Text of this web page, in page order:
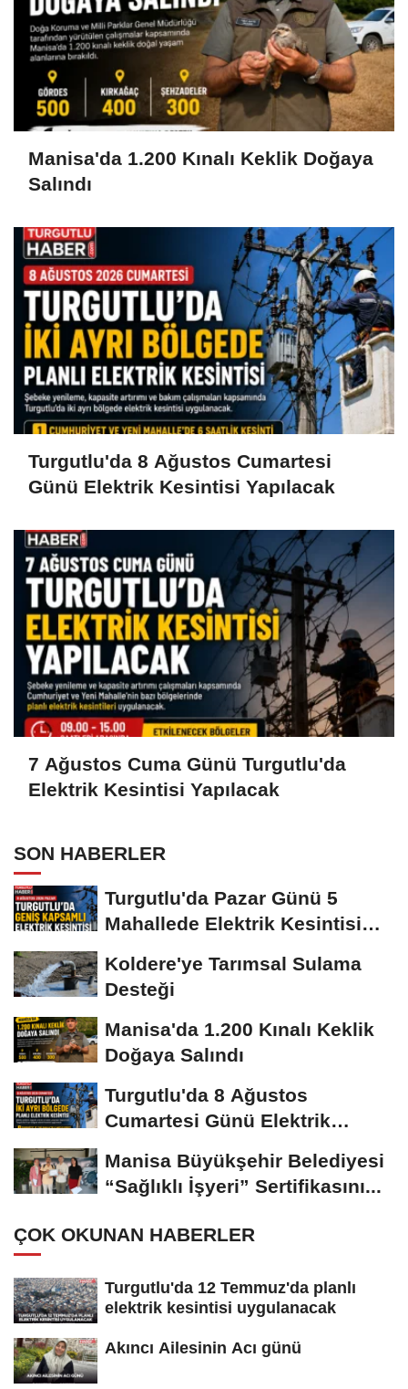
Manisa'da 1.200 Kınalı Keklik Doğaya
Salındı
Turgutlu'da 8 Ağustos Cumartesi
Günü Elektrik Kesintisi Yapılacak
7 Ağustos Cuma Günü Turgutlu'da
Elektrik Kesintisi Yapılacak
SON HABERLER
Turgutlu'da Pazar Günü 5
Mahallede Elektrik Kesintisi
Koldere'ye Tarımsal Sulama
Desteği
Manisa'da 1.200 Kınalı Keklik
Doğaya Salındı
Turgutlu'da 8 Ağustos
Cumartesi Günü Elektrik
Manisa Büyükşehir Belediyesi
“Sağlıklı İşyeri” Sertifikasını...
ÇOK OKUNAN HABERLER
Turgutlu'da 12 Temmuz'da planlı
elektrik kesintisi uygulanacak
Akıncı Ailesinin Acı günü